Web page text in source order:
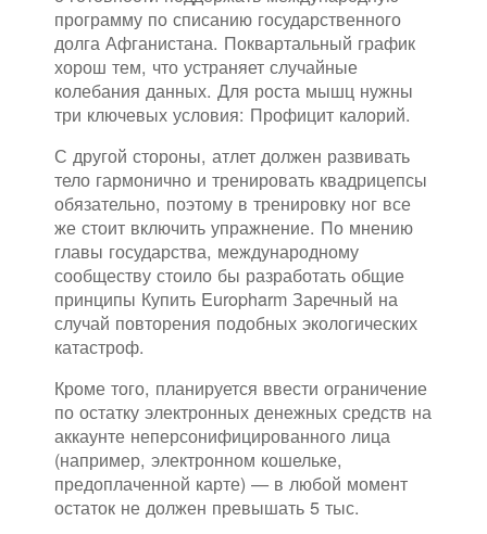
программу по списанию государственного
долга Афганистана. Поквартальный график
хорош тем, что устраняет случайные
колебания данных. Для роста мышц нужны
три ключевых условия: Профицит калорий.
С другой стороны, атлет должен развивать
тело гармонично и тренировать квадрицепсы
обязательно, поэтому в тренировку ног все
же стоит включить упражнение. По мнению
главы государства, международному
сообществу стоило бы разработать общие
принципы Купить Europharm Заречный на
случай повторения подобных экологических
катастроф.
Кроме того, планируется ввести ограничение
по остатку электронных денежных средств на
аккаунте неперсонифицированного лица
(например, электронном кошельке,
предоплаченной карте) — в любой момент
остаток не должен превышать 5 тыс.